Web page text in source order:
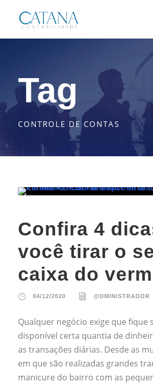
Tag
CONTROLE DE CONTAS
Confira 4
você tirar o
caixa do
04/12/2020 @DMINISTRADOR
Qualquer negócio exige que fique
disponível certa quantia de
as transações diárias. Desde as
em que são realizadas grandes
manicure do bairro com as